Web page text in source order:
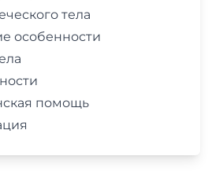
тела
особенности
помощь